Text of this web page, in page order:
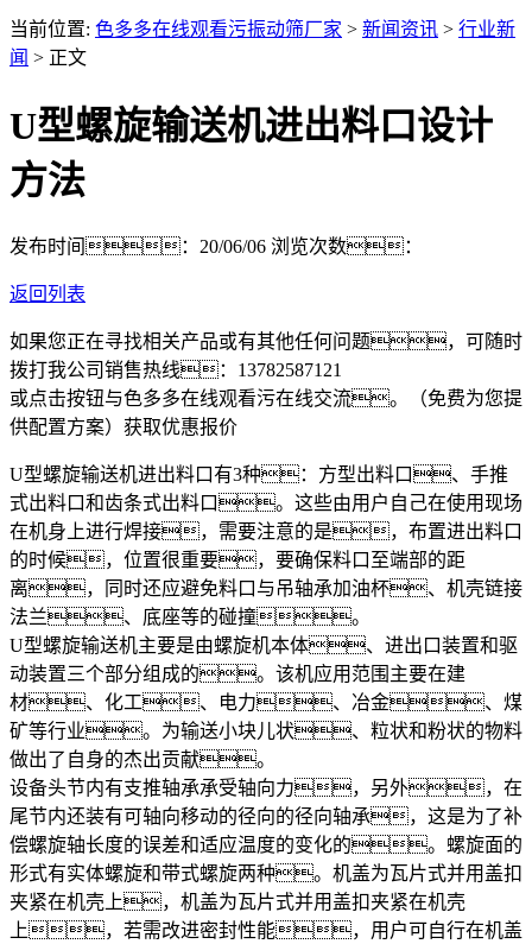
当前位置: 色多多在线观看污振动筛厂家 > 新闻资讯 > 行业新
闻 > 正文
U型螺旋输送机进出料口设计
方法
发布时间：20/06/06 浏览次数：
返回列表
如果您正在寻找相关产品或有其他任何问题，可随时
拨打我公司销售热线： 13782587121
或点击按钮与色多多在线观看污在线交流。（免费为您提
供配置方案） 获取优惠报价
U型螺旋输送机进出料口有3种：方型出料口、手推
式出料口和齿条式出料口。这些由用户自己在使用现场
在机身上进行焊接，需要注意的是，布置进出料口
的时候，位置很重要，要确保料口至端部的距
离，同时还应避免料口与吊轴承加油杯、机壳链接
法兰、底座等的碰撞。
U型螺旋输送机主要是由螺旋机本体、进出口装置和驱
动装置三个部分组成的。该机应用范围主要在建
材、化工、电力、冶金、煤
矿等行业。为输送小块儿状、粒状和粉状的物料
做出了自身的杰出贡献。
设备头节内有支推轴承承受轴向力，另外，在
尾节内还装有可轴向移动的径向的径向轴承，这是为了补
偿螺旋轴长度的误差和适应温度的变化的。螺旋面的
形式有实体螺旋和带式螺旋两种。机盖为瓦片式并用盖扣
夹紧在机壳上，机盖为瓦片式并用盖扣夹紧在机壳
上，若需改进密封性能，用户可自行在机盖